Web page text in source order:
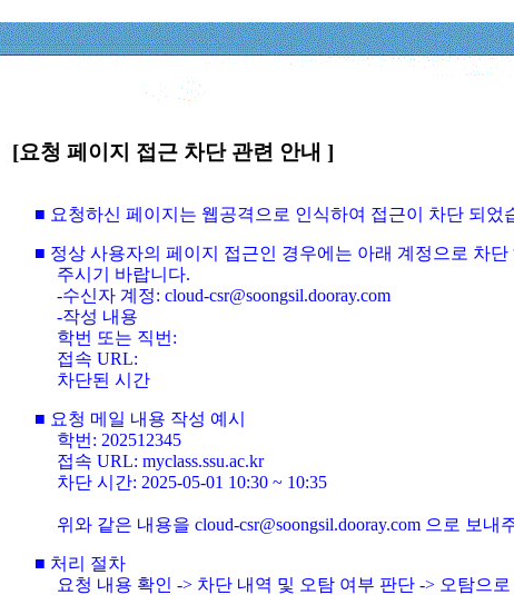
[요청 페이지 접근 차단 관련 안내 ]
■ 요청하신 페이지는 웹공격으로 인식하여 접근이 차단 되었
■ 정상 사용자의 페이지 접근인 경우에는 아래 계정으로 차단
주시기 바랍니다.
-수신자 계정: cloud-csr@soongsil.dooray.com
-작성 내용
학번 또는 직번:
접속 URL:
차단된 시간
■ 요청 메일 내용 작성 예시
학번: 202512345
접속 URL: myclass.ssu.ac.kr
차단 시간: 2025-05-01 10:30 ~ 10:35
위와 같은 내용을 cloud-csr@soongsil.dooray.com 으로 보내
■ 처리 절차
요청 내용 확인 -> 차단 내역 및 오탐 여부 판단 -> 오탐으